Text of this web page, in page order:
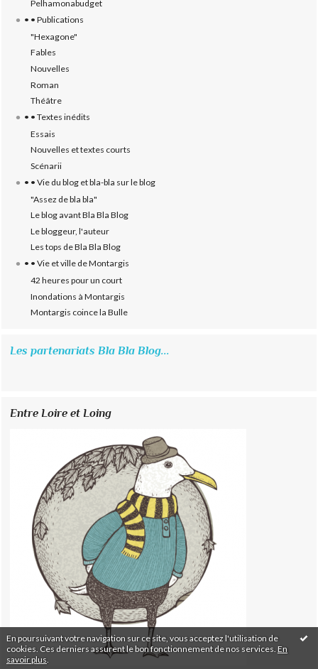
En poursuivant votre navigation sur ce site, vous acceptez l'utilisation de
cookies. Ces derniers assurent le bon fonctionnement de nos services. En
savoir plus
Pelhamonabudget
• • Publications
"Hexagone"
Fables
Nouvelles
Roman
Théâtre
• • Textes inédits
Essais
Nouvelles et textes courts
Scénarii
• • Vie du blog et bla-bla sur le blog
"Assez de bla bla"
Le blog avant Bla Bla Blog
Le bloggeur, l'auteur
Les tops de Bla Bla Blog
• • Vie et ville de Montargis
42 heures pour un court
Inondations à Montargis
Montargis coince la Bulle
Les partenariats Bla Bla Blog...
Entre Loire et Loing